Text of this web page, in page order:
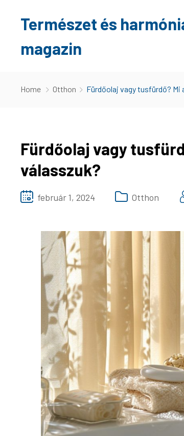
Természet és
magazin
Home Otthon Fürdőolaj vagy tusfürdő?
Fürdőolaj vagy
válasszuk?
február 1, 2024 Otthon